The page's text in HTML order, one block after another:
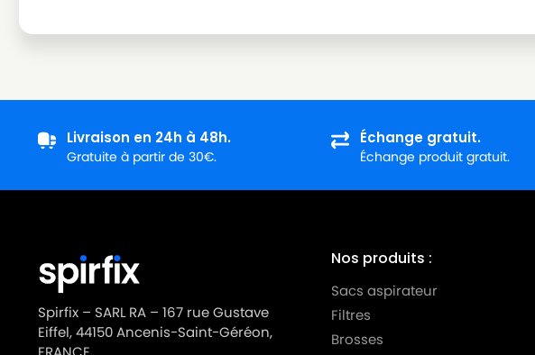
Livraison en 24h à 48h.
Gratuite à partir de 30€.
Échange gratuit.
Échange produit gratuit.
Spirfix – SARL RA – 167 rue Gustave
Eiffel, 44150 Ancenis-Saint-Géréon,
Nos produits :
Sacs aspirateur
Filtres
Brosses